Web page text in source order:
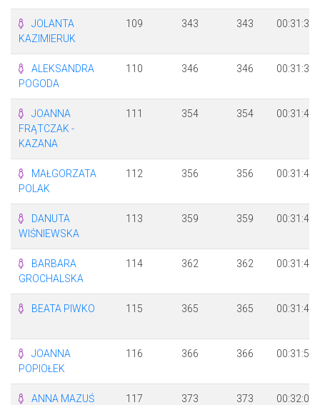
JOLANTA
KAZIMIERUK
109 343 343 00:31:34
ALEKSANDRA
POGODA
110 346 346 00:31:37
JOANNA
FRĄTCZAK -
KAZANA
111 354 354 00:31:44
MAŁGORZATA
POLAK
112 356 356 00:31:45
DANUTA
WIŚNIEWSKA
113 359 359 00:31:47
BARBARA
GROCHALSKA
114 362 362 00:31:48
BEATA PIWKO 115 365 365 00:31:49
JOANNA
POPIOŁEK
116 366 366 00:31:50
ANNA MAZUŚ 117 373 373 00:32:07